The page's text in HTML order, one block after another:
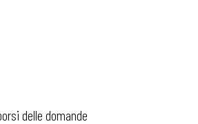
delle domande